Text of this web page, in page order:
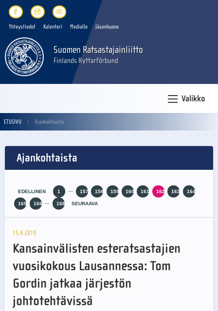
Yhteystiedot Kalenteri Medialle Jäsenhuone
Suomen Ratsastajainliitto
Finlands Ryttarförbund
Valikko
ETUSIVU Ajankohtaista
Ajankohtaista
EDELLINEN 1 157 158 159 160 161 162 163 164
165 166 168 SEURAAVA
15.4.2019
Kansainvälisten esteratsastajien
vuosikokous Lausannessa: Tom
Gordin jatkaa järjestön
johtotehtävissä